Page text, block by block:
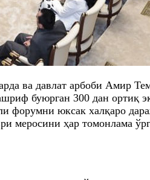
ва давлат арбоби Амир
буюрган 300 дан ортиқ
юксак халқаро
меросини ҳар томонлама